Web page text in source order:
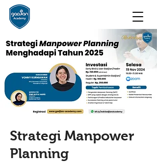
Strategi Manpower
Planning